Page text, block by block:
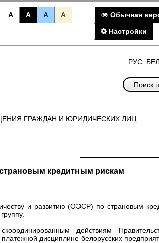
A A A A Обычная
Настройки
РУС БЕЛ
ГРАЖДАН И ЮРИДИЧЕСКИХ ЛИЦ
кредитным рискам
и развитию (ОЭСР) по страновым
действиям
дисциплине белорусских